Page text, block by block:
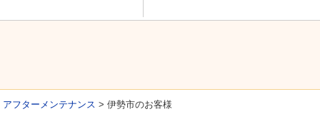
アフターメンテナンス > 伊勢市のお客様